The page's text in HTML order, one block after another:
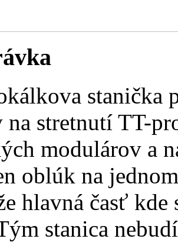
stanička
na stretnutí TT-
modulárov a
oblúk na
hlavná časť
stanica